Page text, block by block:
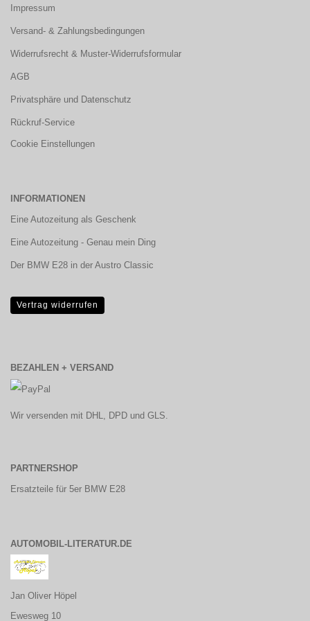
Impressum
Versand- & Zahlungsbedingungen
Widerrufsrecht & Muster-Widerrufsformular
AGB
Privatsphäre und Datenschutz
Rückruf-Service
Cookie Einstellungen
INFORMATIONEN
Eine Autozeitung als Geschenk
Eine Autozeitung - Genau mein Ding
Der BMW E28 in der Austro Classic
Vertrag widerrufen
BEZAHLEN + VERSAND
Wir versenden mit DHL, DPD und GLS.
PARTNERSHOP
Ersatzteile für 5er BMW E28
AUTOMOBIL-LITERATUR.DE
Jan Oliver Höpel
Ewesweg 10